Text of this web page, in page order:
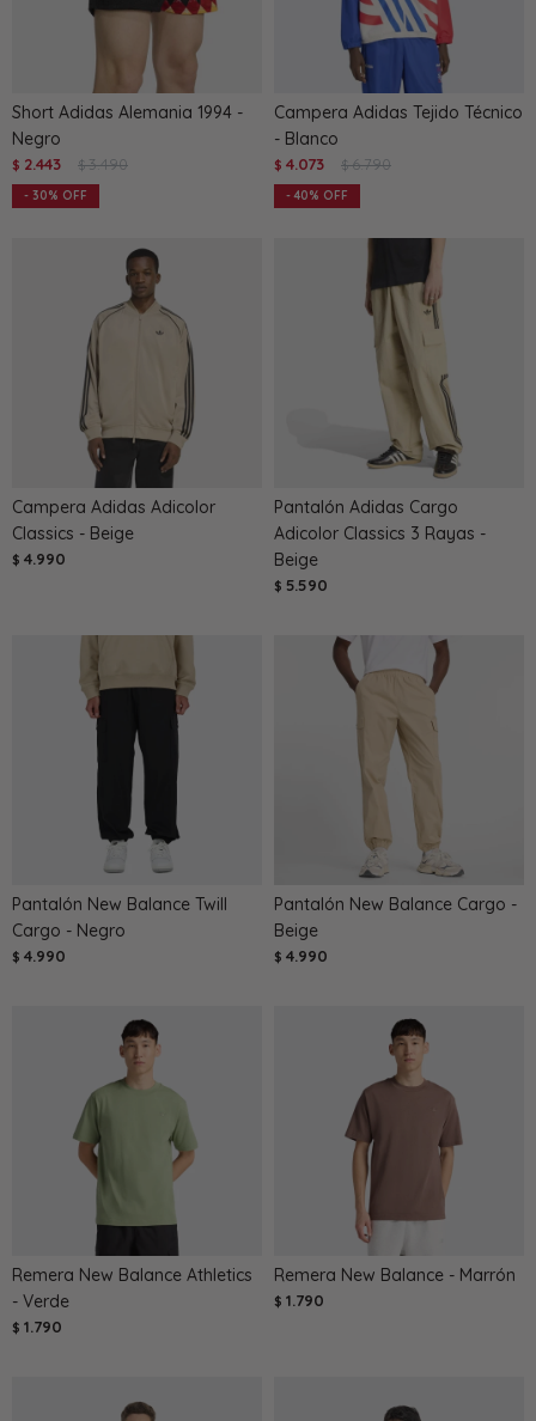
Short Adidas Alemania 1994 -
Negro
$ 2.443 $ 3.490
30
Campera Adidas Tejido Técnico
- Blanco
$ 4.073 $ 6.790
40
Campera Adidas Adicolor
Classics - Beige
$ 4.990
Pantalón Adidas Cargo
Adicolor Classics 3 Rayas -
Beige
$ 5.590
Pantalón New Balance Twill
Cargo - Negro
$ 4.990
Pantalón New Balance Cargo -
Beige
$ 4.990
Remera New Balance Athletics
- Verde
$ 1.790
Remera New Balance - Marrón
$ 1.790